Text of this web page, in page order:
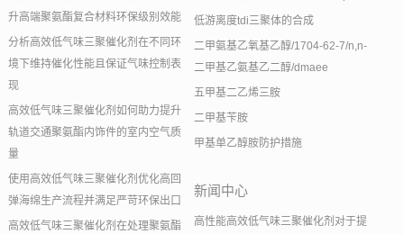
升高端聚氨酯复合材料环保级别效能
分析高效低气味三聚催化剂在不同环
境下维持催化性能且保证气味控制表
现
高效低气味三聚催化剂如何助力提升
轨道交通聚氨酯内饰件的室内空气质
量
使用高效低气味三聚催化剂优化高回
弹海绵生产流程并满足严苛环保出口
高效低气味三聚催化剂在处理聚氨酯
低游离度tdi三聚体的合成
二甲氨基乙氧基乙醇/1704-62-7/n,n-
二甲基乙氨基乙二醇/dmaee
五甲基二乙烯三胺
二甲基苄胺
甲基单乙醇胺防护措施
新闻中心
高性能高效低气味三聚催化剂对于提